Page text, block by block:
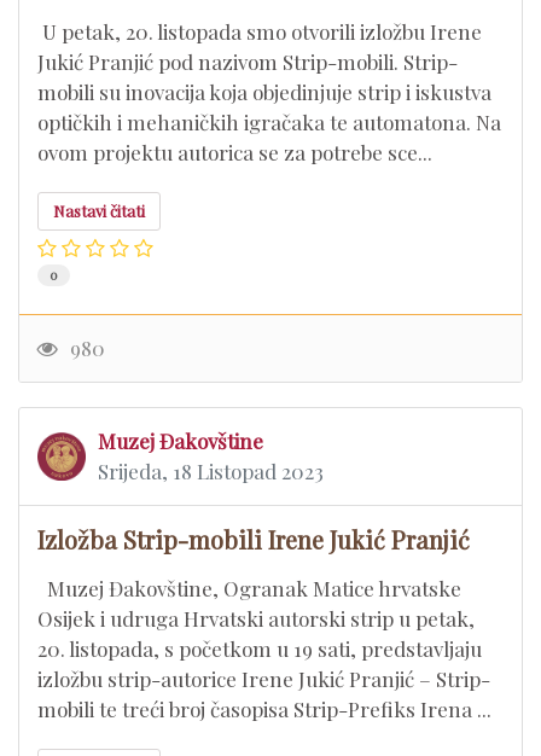
U petak, 20. listopada smo otvorili izložbu Irene
Jukić Pranjić pod nazivom Strip-mobili. Strip-
mobili su inovacija koja objedinjuje strip i iskustva
optičkih i mehaničkih igračaka te automatona. Na
ovom projektu autorica se za potrebe sce...
Nastavi čitati
0
980
Muzej Đakovštine
Srijeda, 18 Listopad 2023
Izložba Strip-mobili Irene Jukić Pranjić
Muzej Đakovštine, Ogranak Matice hrvatske
Osijek i udruga Hrvatski autorski strip u petak,
20. listopada, s početkom u 19 sati, predstavljaju
izložbu strip-autorice Irene Jukić Pranjić – Strip-
mobili te treći broj časopisa Strip-Prefiks Irena ...